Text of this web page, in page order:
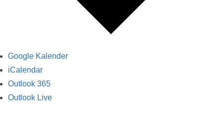
Google Kalender
iCalendar
Outlook 365
Outlook Live